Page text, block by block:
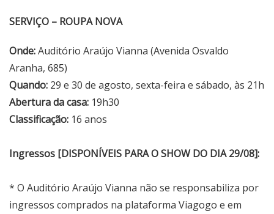
SERVIÇO – ROUPA NOVA
Onde:Auditório Araújo Vianna (Avenida Osvaldo
Aranha, 685)
Quando: 29 e 30 de agosto, sexta-feira e sábado, às 21h
Abertura da casa: 19h30
Classificação: 16 anos
Ingressos [DISPONÍVEIS PARA O SHOW DO DIA 29/08]:
* O Auditório Araújo Vianna não se responsabiliza por
ingressos comprados na plataforma Viagogo e em